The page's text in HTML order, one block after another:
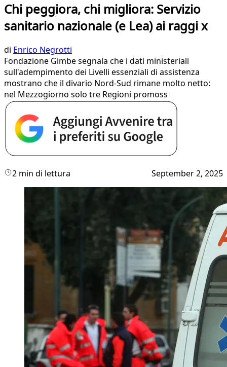
Chi peggiora, chi migliora: Servizio
sanitario nazionale (e Lea) ai raggi x
di Enrico Negrotti
Fondazione Gimbe segnala che i dati ministeriali
sull'adempimento dei Livelli essenziali di assistenza
mostrano che il divario Nord-Sud rimane molto netto:
nel Mezzogiorno solo tre Regioni promoss
2 min di lettura September 2, 2025